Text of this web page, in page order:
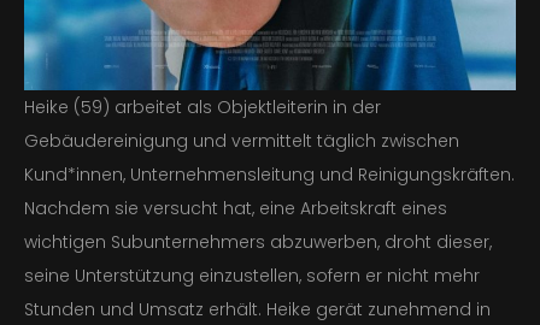
Filmclub
Kontakt
Impressum &
Datenschutz
Heike (59) arbeitet als Objektleiterin in der
Gebäudereinigung und vermittelt täglich zwischen
Kund*innen, Unternehmensleitung und Reinigungskräften.
Nachdem sie versucht hat, eine Arbeitskraft eines
wichtigen Subunternehmers abzuwerben, droht dieser,
seine Unterstützung einzustellen, sofern er nicht mehr
Stunden und Umsatz erhält. Heike gerät zunehmend in